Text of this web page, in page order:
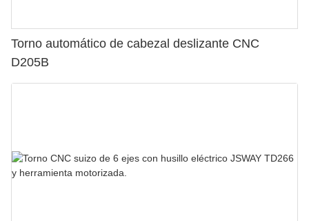
Torno automático de cabezal deslizante CNC
D205B